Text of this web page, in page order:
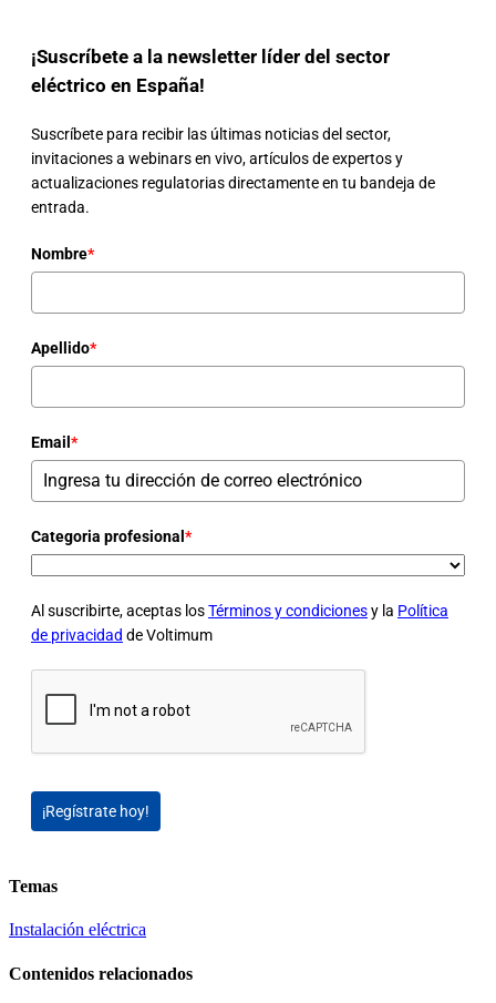
¡Suscríbete a la newsletter líder del sector
eléctrico en España!
Suscríbete para recibir las últimas noticias del sector,
invitaciones a webinars en vivo, artículos de expertos y
actualizaciones regulatorias directamente en tu bandeja de
entrada.
Nombre*
Apellido*
Email *
Categoria profesional *
Al suscribirte, aceptas losTérminos y condicionesy la Política
de privacidad de Voltimum
¡Regístrate hoy!
Temas
Instalación eléctrica
Contenidos relacionados